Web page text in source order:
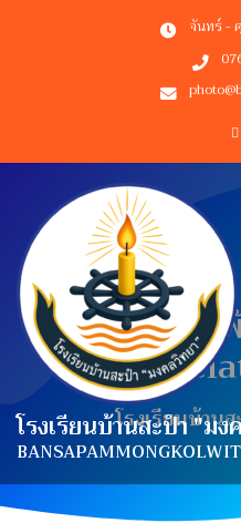
จันทร์ -
โรงเรียนบ้านสะปำ "ม
ประชาสัม
โรงเรียนบ้าน